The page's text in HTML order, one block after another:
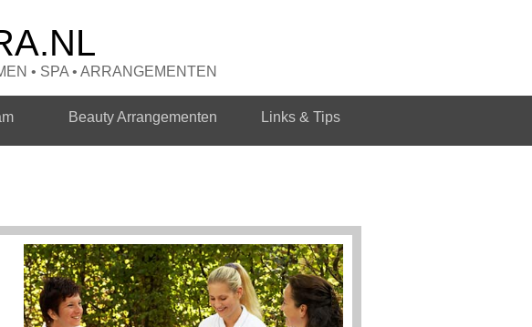
• SPA • ARRANGEMENTEN
Beauty Arrangementen Links & Tips